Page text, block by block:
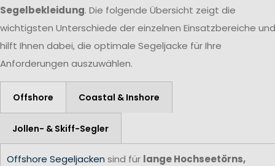
Segelbekleidung. Die folgende Übersicht zeigt die
wichtigsten Unterschiede der einzelnen Einsatzbereiche und
hilft Ihnen dabei, die optimale Segeljacke für Ihre
Anforderungen auszuwählen.
Offshore Coastal & Inshore
Jollen- & Skiff-Segler
Offshore Segeljacken sind für lange Hochseetörns,